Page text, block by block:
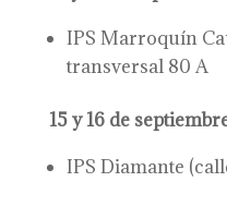
IPS Marroquín
transversal 80 A
15 y 16 de
IPS Diamante